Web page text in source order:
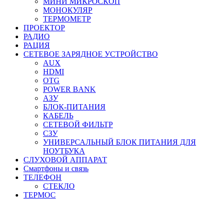
МОНОКУЛЯР
ТЕРМОМЕТР
ПРОЕКТОР
РАДИО
РАЦИЯ
СЕТЕВОЕ ЗАРЯДНОЕ УСТРОЙСТВО
AUX
HDMI
OTG
POWER BANK
АЗУ
БЛОК-ПИТАНИЯ
КАБЕЛЬ
СЕТЕВОЙ ФИЛЬТР
СЗУ
УНИВЕРСАЛЬНЫЙ БЛОК ПИТАНИЯ ДЛЯ
НОУТБУКА
СЛУХОВОЙ АППАРАТ
Смартфоны и связь
ТЕЛЕФОН
СТЕКЛО
ТЕРМОС